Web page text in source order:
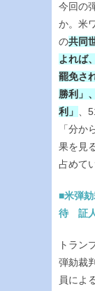
今回の
か。米
の共同
よれば
罷免さ
勝利」
利」 、
「分
果を見
占めて
■米弾
待 証人
トラン
弾劾裁
員によ